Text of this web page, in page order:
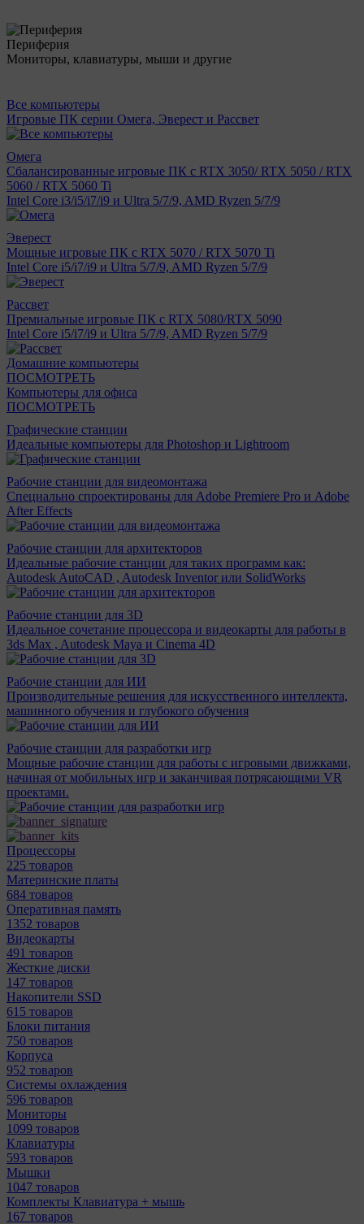
Периферия
Мониторы, клавиатуры, мыши и другие
Все компьютеры
Игровые ПК серии Омега, Эверест и Рассвет
Омега
Сбалансированные игровые ПК с RTX 3050/ RTX 5050 / RTX
5060 / RTX 5060 Ti
Intel Core i3/i5/i7/i9 и Ultra 5/7/9, AMD Ryzen 5/7/9
Эверест
Мощные игровые ПК с RTX 5070 / RTX 5070 Ti
Intel Core i5/i7/i9 и Ultra 5/7/9, AMD Ryzen 5/7/9
Рассвет
Премиальные игровые ПК с RTX 5080/RTX 5090
Intel Core i5/i7/i9 и Ultra 5/7/9, AMD Ryzen 5/7/9
Домашние компьютеры
ПОСМОТРЕТЬ
Компьютеры для офиса
ПОСМОТРЕТЬ
Графические станции
Идеальные компьютеры для Photoshop и Lightroom
Рабочие станции для видеомонтажа
Специально спроектированы для Adobe Premiere Pro и Adobe
After Effects
Рабочие станции для архитекторов
Идеальные рабочие станции для таких программ как:
Autodesk AutoCAD , Autodesk Inventor или SolidWorks
Рабочие станции для 3D
Идеальное сочетание процессора и видеокарты для работы в
3ds Max , Autodesk Maya и Cinema 4D
Рабочие станции для ИИ
Производительные решения для искусственного интеллекта,
машинного обучения и глубокого обучения
Рабочие станции для разработки игр
Мощные рабочие станции для работы с игровыми движками,
начиная от мобильных игр и заканчивая потрясающими VR
проектами.
Процессоры
225 товаров
Материнcкие платы
684 товаров
Оперативная память
1352 товаров
Видеокарты
491 товаров
Жесткие диски
147 товаров
Накопители SSD
615 товаров
Блоки питания
750 товаров
Корпуса
952 товаров
Системы охлаждения
596 товаров
Мониторы
1099 товаров
Клавиатуры
593 товаров
Мышки
1047 товаров
Комплекты Клавиатура + мышь
167 товаров